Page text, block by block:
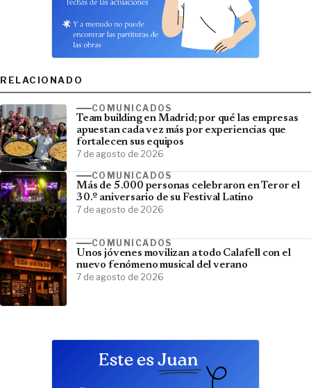
RELACIONADO
COMUNICADOS
Team building en Madrid; por qué las empresas
apuestan cada vez más por experiencias que
fortalecen sus equipos
7 de agosto de 2026
COMUNICADOS
Más de 5.000 personas celebraron en Teror el
30.º aniversario de su Festival Latino
7 de agosto de 2026
COMUNICADOS
Unos jóvenes movilizan a todo Calafell con el
nuevo fenómeno musical del verano
7 de agosto de 2026